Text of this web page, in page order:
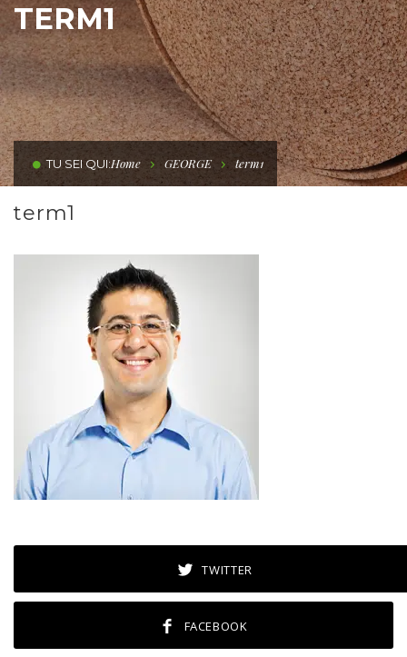
TERM1
TU SEI QUI:Home GEORGE term1
term1
TWITTER
FACEBOOK